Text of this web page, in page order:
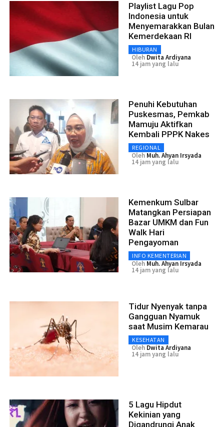
Playlist Lagu Pop
Indonesia untuk
Menyemarakkan Bulan
Kemerdekaan RI
HIBURAN
Oleh Dwita Ardiyana
14 jam yang lalu
Penuhi Kebutuhan
Puskesmas, Pemkab
Mamuju Aktifkan
Kembali PPPK Nakes
REGIONAL
Oleh Muh. Ahyan Irsyada
14 jam yang lalu
Kemenkum Sulbar
Matangkan Persiapan
Bazar UMKM dan Fun
Walk Hari
Pengayoman
INFO KEMENTERIAN
Oleh Muh. Ahyan Irsyada
14 jam yang lalu
Tidur Nyenyak tanpa
Gangguan Nyamuk
saat Musim Kemarau
KESEHATAN
Oleh Dwita Ardiyana
14 jam yang lalu
5 Lagu Hipdut
Kekinian yang
Digandrungi Anak